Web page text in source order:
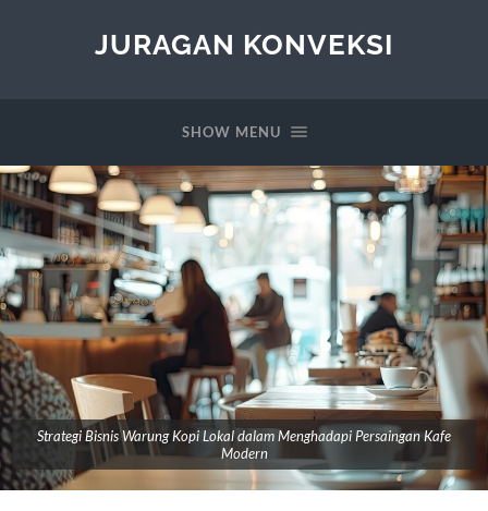
JURAGAN KONVEKSI
SHOW MENU
Strategi Bisnis Warung Kopi Lokal dalam Menghadapi Persaingan Kafe
Modern